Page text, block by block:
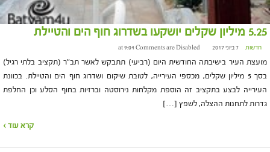
5.25 מיליון שקלים יושקעו בשדרוג חוף הים והטיילת
חדשות 7 ביוני 2017 at 9:04 Comments are Disabled
מועצת העיר בישיבתה החודשית היום (רביעי) תתבקש לאשר תב"ר (תקציב בלתי רגיל)
בסך 5 מיליון שקלים, מכספי העירייה, לטובת שיקום ושדרוג חוף הים והטיילת. בכוונת
העירייה לבצע בתקציב זה הוספת מקלחות נירוסטה וברזיות בחוף הסלע וכן החלפת
גדרות לתחנות ההצלה, לשפץ […]
קרא עוד ›